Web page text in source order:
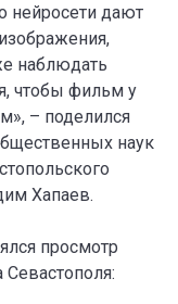
нейросети дают
наблюдать
чтобы фильм у
– поделился
наук
Хапаев.
просмотр